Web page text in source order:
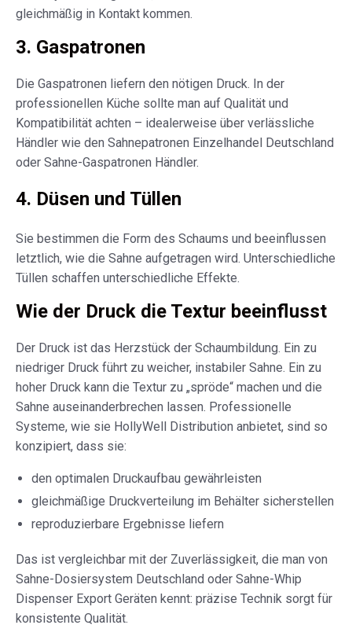
gleichmäßig in Kontakt kommen.
3. Gaspatronen
Die Gaspatronen liefern den nötigen Druck. In der
professionellen Küche sollte man auf Qualität und
Kompatibilität achten – idealerweise über verlässliche
Händler wie den Sahnepatronen Einzelhandel Deutschland
oder Sahne-Gaspatronen Händler.
4. Düsen und Tüllen
Sie bestimmen die Form des Schaums und beeinflussen
letztlich, wie die Sahne aufgetragen wird. Unterschiedliche
Tüllen schaffen unterschiedliche Effekte.
Wie der Druck die Textur beeinflusst
Der Druck ist das Herzstück der Schaumbildung. Ein zu
niedriger Druck führt zu weicher, instabiler Sahne. Ein zu
hoher Druck kann die Textur zu „spröde“ machen und die
Sahne auseinanderbrechen lassen. Professionelle
Systeme, wie sie HollyWell Distribution anbietet, sind so
konzipiert, dass sie:
den optimalen Druckaufbau gewährleisten
gleichmäßige Druckverteilung im Behälter sicherstellen
reproduzierbare Ergebnisse liefern
Das ist vergleichbar mit der Zuverlässigkeit, die man von
Sahne-Dosiersystem Deutschland oder Sahne-Whip
Dispenser Export Geräten kennt: präzise Technik sorgt für
konsistente Qualität.